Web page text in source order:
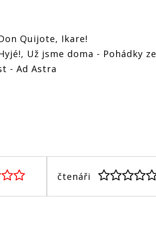
Quijote, Ikare!
Už jsme doma - Pohádky ze
- Ad Astra
čtenáři